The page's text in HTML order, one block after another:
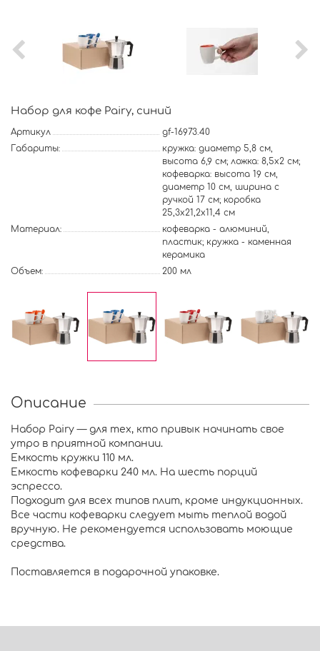
Набор для кофе Pairy, синий
Артикул
gf-16973.40
Габариты:
кружка: диаметр 5,8 см,
высота 6,9 см; ложка: 8,5x2 см;
кофеварка: высота 19 см,
диаметр 10 см, ширина с
ручкой 17 см; коробка
25,3х21,2х11,4 см
Материал:
кофеварка - алюминий,
пластик; кружка - каменная
керамика
Объем:
200 мл
Описание
Набор Pairy — для тех, кто привык начинать свое
утро в приятной компании.
Емкость кружки 110 мл.
Емкость кофеварки 240 мл. На шесть порций
эспрессо.
Подходит для всех типов плит, кроме индукционных.
Все части кофеварки следует мыть теплой водой
вручную. Не рекомендуется использовать моющие
средства.
Поставляется в подарочной упаковке.